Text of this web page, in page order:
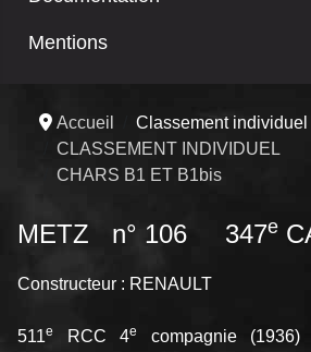
Mentions
Accueil Classement individuel
CLASSEMENT INDIVIDUEL
CHARS B1 ET B1bis
METZ n° 106 347e
Constructeur : RENAULT
511e RCC 4e compagnie